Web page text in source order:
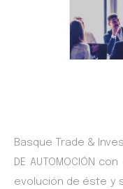
Basque Trade &
DE AUTOMOCIÓN
evolución de éste y